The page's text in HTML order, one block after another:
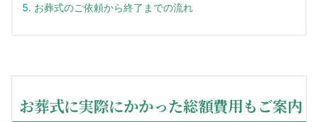
お葬式のご依頼から終了までの流れ
お葬式に実際にかかった総額費用もご案内